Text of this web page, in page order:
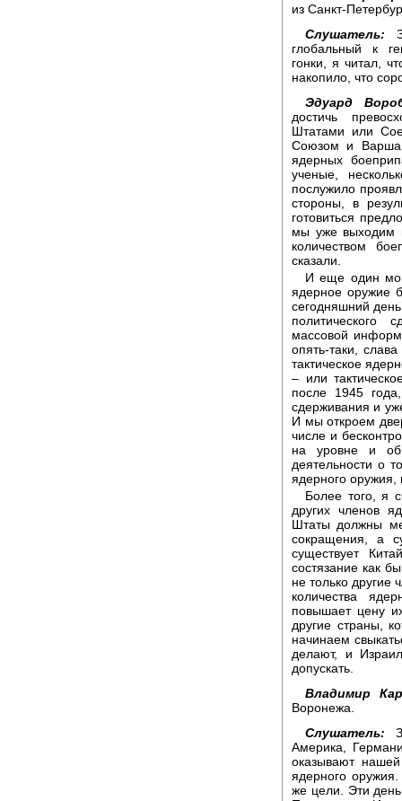
из Санкт-
Слушатель:
глобальный к
гонки, я читал,
накопило, что
Эдуард
достичь
Штатами или
Союзом и
ядерных
ученые,
послужило
стороны, в
готовиться
мы уже выходим
количеством
сказали.
И еще один
ядерное оружие
сегодняшний
политического
массовой
опять-таки,
тактическое
– или
после 1945
сдерживания и
И мы откроем
числе и
на уровне и
деятельности о
ядерного оружия,
Более того, я
других членов
Штаты должны
сокращения, а
существует
состязание как
не только другие
количества
повышает цену
другие страны,
начинаем
делают, и
допускать.
Владимир
Воронежа.
Слушатель:
Америка,
оказывают
ядерного
же цели. Эти